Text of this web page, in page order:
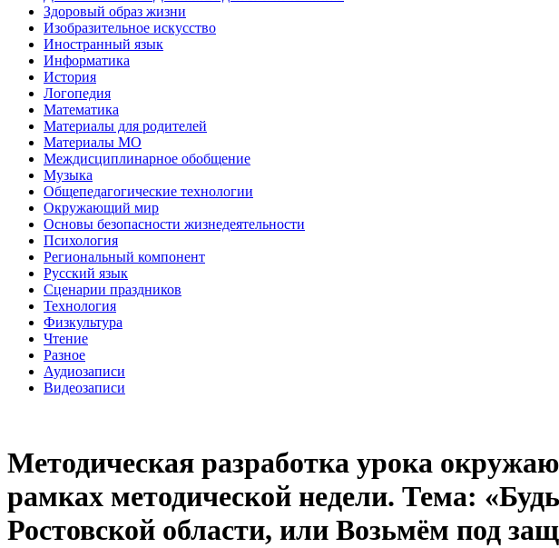
Здоровый образ жизни
Изобразительное искусство
Иностранный язык
Информатика
История
Логопедия
Математика
Материалы для родителей
Материалы МО
Междисциплинарное обобщение
Музыка
Общепедагогические технологии
Окружающий мир
Основы безопасности жизнедеятельности
Психология
Региональный компонент
Русский язык
Сценарии праздников
Технология
Физкультура
Чтение
Разное
Аудиозаписи
Видеозаписи
Методическая разработка урока
рамках методической недели. Тема:
Ростовской области, или Возьмём под